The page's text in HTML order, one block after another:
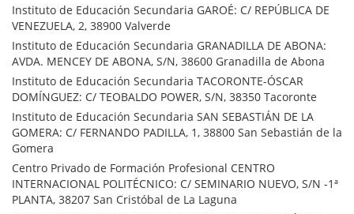
Instituto de Educación Secundaria GAROÉ: C/ REPÚBLICA DE
VENEZUELA, 2, 38900 Valverde
Instituto de Educación Secundaria GRANADILLA DE ABONA:
AVDA. MENCEY DE ABONA, S/N, 38600 Granadilla de Abona
Instituto de Educación Secundaria TACORONTE-ÓSCAR
DOMÍNGUEZ: C/ TEOBALDO POWER, S/N, 38350 Tacoronte
Instituto de Educación Secundaria SAN SEBASTIÁN DE LA
GOMERA: C/ FERNANDO PADILLA, 1, 38800 San Sebastián de la
Gomera
Centro Privado de Formación Profesional CENTRO
INTERNACIONAL POLITÉCNICO: C/ SEMINARIO NUEVO, S/N -1ª
PLANTA, 38207 San Cristóbal de La Laguna